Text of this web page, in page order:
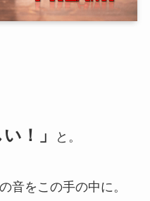
！ 」 と。
音をこの手の中に。